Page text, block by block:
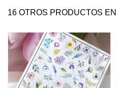
16 OTROS PRODUCTOS